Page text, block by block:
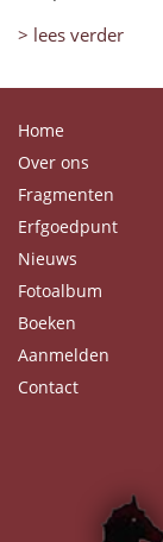
> lees verder
Home
Over ons
Fragmenten
Erfgoedpunt
Nieuws
Fotoalbum
Boeken
Aanmelden
Contact